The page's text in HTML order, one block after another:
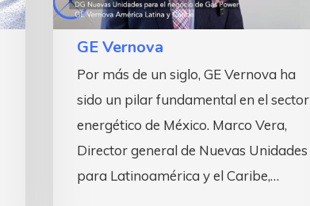
GE Vernova
Por más de un siglo, GE Vernova ha
sido un pilar fundamental en el sector
energético de México. Marco Vera,
Director general de Nuevas Unidades
para Latinoamérica y el Caribe,…